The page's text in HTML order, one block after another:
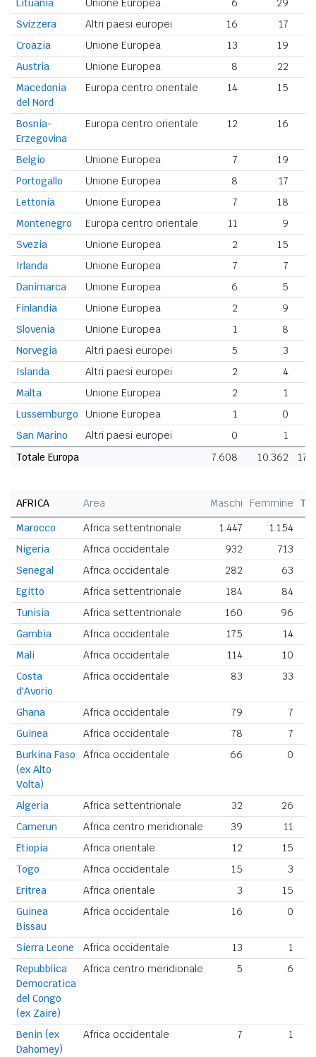
Lituania Unione Europea 6 29
Svizzera
Altri paesi europei 16
17
Croazia
Unione Europea 13
19
Austria
Unione Europea 8 22
Macedonia
del Nord
Europa centro orientale 14 15
Bosnia-
Erzegovina
Europa centro orientale 12 16
Belgio Unione Europea 7 19
Portogallo
Unione Europea 8 17
Lettonia
Unione Europea 7 18
Montenegro
Europa centro orientale 11 9
Svezia
Unione Europea 2
15
Irlanda
Unione Europea 7
7
Danimarca
Unione Europea 6
5
Finlandia
Unione Europea 2
9
Slovenia
Unione Europea 1
8
Norvegia
Altri paesi europei 5
3
Islanda
Altri paesi europei 2
4
Malta
Unione Europea 2
1
Lussemburgo
Unione Europea 1
0
San Marino
Altri paesi europei 0
1
Totale Europa
7.608 10.362
AFRICA Area Maschi Femmine
Marocco
Africa settentrionale 1.447 1.154
Nigeria
Africa occidentale 932 713
Senegal
Africa occidentale 282 63
Egitto
Africa settentrionale 184 84
Tunisia
Africa settentrionale 160 96
Gambia
Africa occidentale 175 14
Mali
Africa occidentale 114
10
Costa
d'Avorio
Africa occidentale 83 33
Ghana Africa occidentale 79
7
Guinea
Africa occidentale 78
7
Burkina Faso
(ex Alto
Volta)
Africa occidentale 66 0
Algeria Africa settentrionale 32
26
Camerun
Africa centro meridionale 39
11
Etiopia
Africa orientale 12
15
Togo
Africa occidentale 15
3
Eritrea
Africa orientale 3
15
Guinea
Bissau
Africa occidentale 16 0
Sierra Leone Africa occidentale 13
1
Repubblica
Democratica
del Congo
(ex Zaire)
Africa centro meridionale 5 6
Benin (ex
Dahomey)
Africa occidentale 7 1